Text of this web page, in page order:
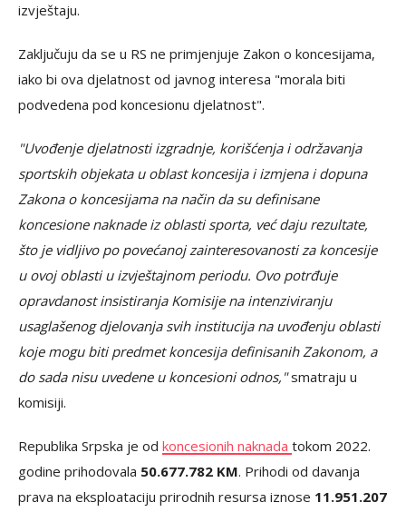
izvještaju.
Zaključuju da se u RS ne primjenjuje Zakon o koncesijama,
iako bi ova djelatnost od javnog interesa "morala biti
podvedena pod koncesionu djelatnost".
"Uvođenje djelatnosti izgradnje, korišćenja i održavanja
sportskih objekata u oblast koncesija i izmjena i dopuna
Zakona o koncesijama na način da su definisane
koncesione naknade iz oblasti sporta, već daju rezultate,
što je vidljivo po povećanoj zainteresovanosti za koncesije
u ovoj oblasti u izvještajnom periodu. Ovo potrđuje
opravdanost insistiranja Komisije na intenziviranju
usaglašenog djelovanja svih institucija na uvođenju oblasti
koje mogu biti predmet koncesija definisanih Zakonom, a
do sada nisu uvedene u koncesioni odnos,"smatraju u
komisiji.
Republika Srpska je od koncesionih naknada tokom 2022.
godine prihodovala 50.677.782 KM. Prihodi od davanja
prava na eksploataciju prirodnih resursa iznose 11.951.207